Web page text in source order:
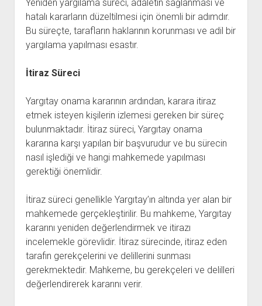
Yeniden yargılama süreci, adaletin sağlanması ve
hatalı kararların düzeltilmesi için önemli bir adımdır.
Bu süreçte, tarafların haklarının korunması ve adil bir
yargılama yapılması esastır.
İtiraz Süreci
Yargıtay onama kararının ardından, karara itiraz
etmek isteyen kişilerin izlemesi gereken bir süreç
bulunmaktadır. İtiraz süreci, Yargıtay onama
kararına karşı yapılan bir başvurudur ve bu sürecin
nasıl işlediği ve hangi mahkemede yapılması
gerektiği önemlidir.
İtiraz süreci genellikle Yargıtay’ın altında yer alan bir
mahkemede gerçekleştirilir. Bu mahkeme, Yargıtay
kararını yeniden değerlendirmek ve itirazı
incelemekle görevlidir. İtiraz sürecinde, itiraz eden
tarafın gerekçelerini ve delillerini sunması
gerekmektedir. Mahkeme, bu gerekçeleri ve delilleri
değerlendirerek kararını verir.